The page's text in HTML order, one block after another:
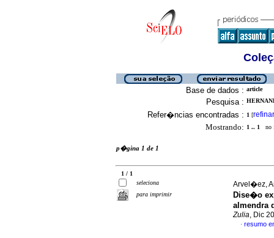
Base de dados : article
Pesquisa :
Refer�ncias encontradas : 1 [refinar
Mostrando: 1 .. 1 no
p�gina 1 de 1
1 / 1
seleciona
para imprimir
Arvel�ez,
Dise�o
almendra
Zulia, Dic
· resumo